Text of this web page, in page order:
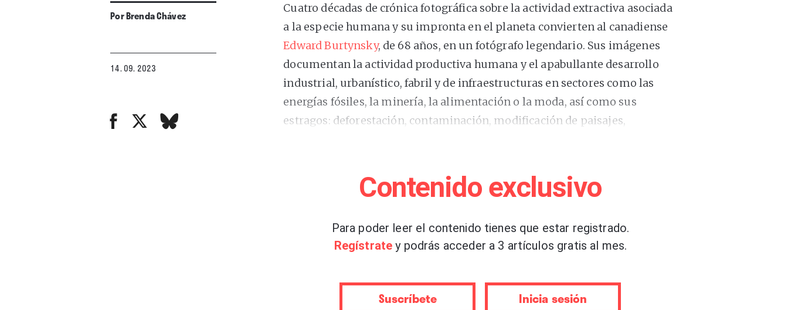
PorBrenda Chávez
14. 09. 2023
Cuatro décadas de crónica fotográfica sobre la actividad extractiva asociada
a la especie humana y su impronta en el planeta convierten al canadiense
Edward Burtynsky, de 68 años, en un fotógrafo legendario. Sus imágenes
documentan la actividad productiva humana y el apabullante desarrollo
industrial, urbanístico, fabril y de infraestructuras en sectores como las
energías fósiles, la minería, la alimentación o la moda, así como sus
estragos: deforestación, contaminación, modificación de paisajes,
por la nostalgia de los recuerdos del encuentro con “lo sublime industrial”
investigaciones y experiencias le volvieron plenamente consciente de su
insostenibilidad, incluso de su amenaza existencial, por lo que su trabajo
fotografías poseen un efecto de atracción y repulsión, un brillante
equilibrio de confrontación entre su resolución formal –deudora de las
Contenido exclusivo
Para poder leer el contenido tienes que estar registrado.
Regístrate y podrás acceder a 3 artículos gratis al mes.
Suscríbete Inicia sesión